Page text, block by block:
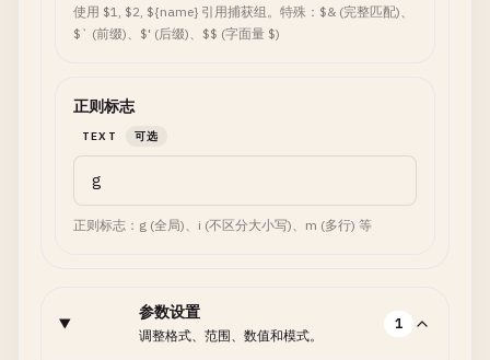
使用 $1, $2, ${name} 引用捕获组。特殊：$& (完整匹配)、
$` (前缀)、$' (后缀)、$$ (字面量 $)
正则标志
TEXT 可选
正则标志：g (全局)、i (不区分大小写)、m (多行) 等
参数设置
调整格式、范围、数值和模式。
1